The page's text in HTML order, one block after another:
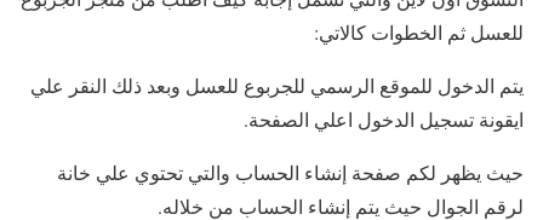
للعسل ثم الخطوات كالاتي:
يتم الدخول للموقع الرسمي للجربوع للعسل وبعد ذلك النقر علي
ايقونة تسجيل الدخول اعلي الصفحة.
حيث يظهر لكم صفحة إنشاء الحساب والتي تحتوي علي خانة
لرقم الجوال حيث يتم إنشاء الحساب من خلاله.